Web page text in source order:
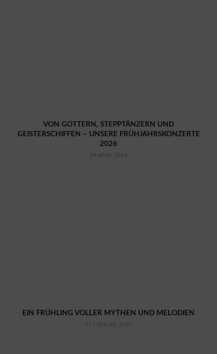
VON GÖTTERN, STEPPTÄNZERN UND
GEISTERSCHIFFEN – UNSERE FRÜHJAHRSKONZERTE
2026
EIN FRÜHLING VOLLER MYTHEN UND MELODIEN